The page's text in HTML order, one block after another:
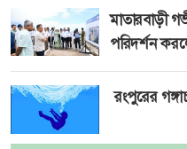
মাতারবাড়ী
পরিদর্শন
রংপুরের